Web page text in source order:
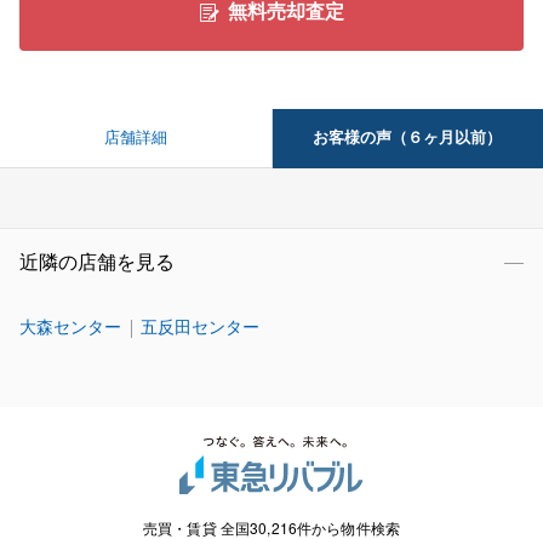
無料売却査定
店舗詳細 お客様の声（６ヶ月以前）
近隣の店舗を見る
大森センター 五反田センター
売買・賃貸 全国30,216件から物件検索